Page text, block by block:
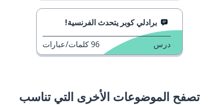
برادلي كوبر يتحدث الفرنسية!
درس 96كلمات/عبارات
تصفح الموضوعات الأخرى التي تناسب